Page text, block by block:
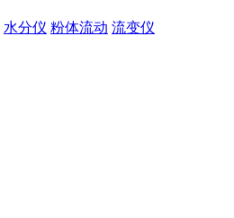
水分仪 粉体流动 流变仪